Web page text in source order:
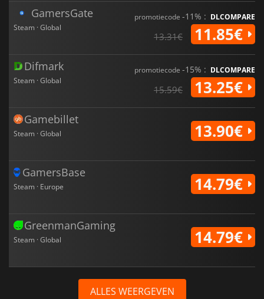
GamersGate
Steam · Global
promotiecode -11% : DLCOMPARE
13.31€ 11.85€
Difmark
Steam · Global
promotiecode -15% : DLCOMPARE
15.59€ 13.25€
Gamebillet
Steam · Global 13.90€
GamersBase
Steam · Europe 14.79€
GreenmanGaming
Steam · Global 14.79€
ALLES WEERGEVEN